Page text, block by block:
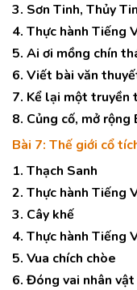
3. Sơn Tinh, Thủy
4. Thực hành Tiếng
5. Ai ơi mồng chín
6. Viết bài văn
7. Kể lại một truyền
8. Củng cố, mở rộng
Bài 7: Thế giới cổ
1. Thạch Sanh
2. Thực hành Tiếng
3. Cây khế
4. Thực hành Tiếng
5. Vua chích chòe
6. Đóng vai nhân